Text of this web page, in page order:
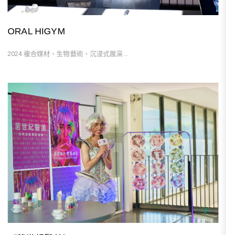
ORAL HIGYM
2024 複合媒材、生物藝術、沉浸式展演...